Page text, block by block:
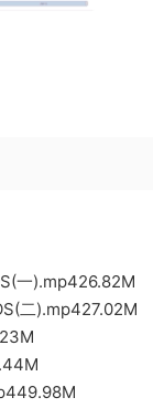
一).mp426.82M
二).mp427.02M